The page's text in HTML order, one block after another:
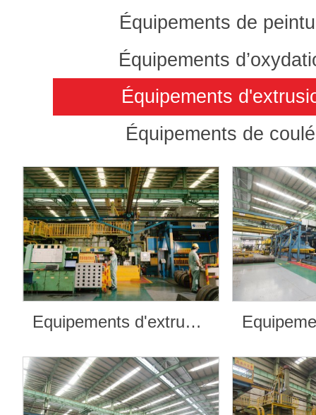
Équipements de
Équipements
Équipements
Équipements de
Equipements d'extrusion